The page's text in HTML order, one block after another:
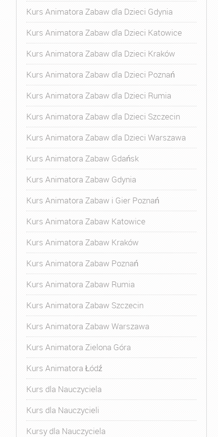
Kurs Animatora Zabaw dla Dzieci Gdynia
Kurs Animatora Zabaw dla Dzieci Katowice
Kurs Animatora Zabaw dla Dzieci Kraków
Kurs Animatora Zabaw dla Dzieci Poznań
Kurs Animatora Zabaw dla Dzieci Rumia
Kurs Animatora Zabaw dla Dzieci Szczecin
Kurs Animatora Zabaw dla Dzieci Warszawa
Kurs Animatora Zabaw Gdańsk
Kurs Animatora Zabaw Gdynia
Kurs Animatora Zabaw i Gier Poznań
Kurs Animatora Zabaw Katowice
Kurs Animatora Zabaw Kraków
Kurs Animatora Zabaw Poznań
Kurs Animatora Zabaw Rumia
Kurs Animatora Zabaw Szczecin
Kurs Animatora Zabaw Warszawa
Kurs Animatora Zielona Góra
Kurs Animatora Łódź
Kurs dla Nauczyciela
Kurs dla Nauczycieli
Kursy dla Nauczyciela